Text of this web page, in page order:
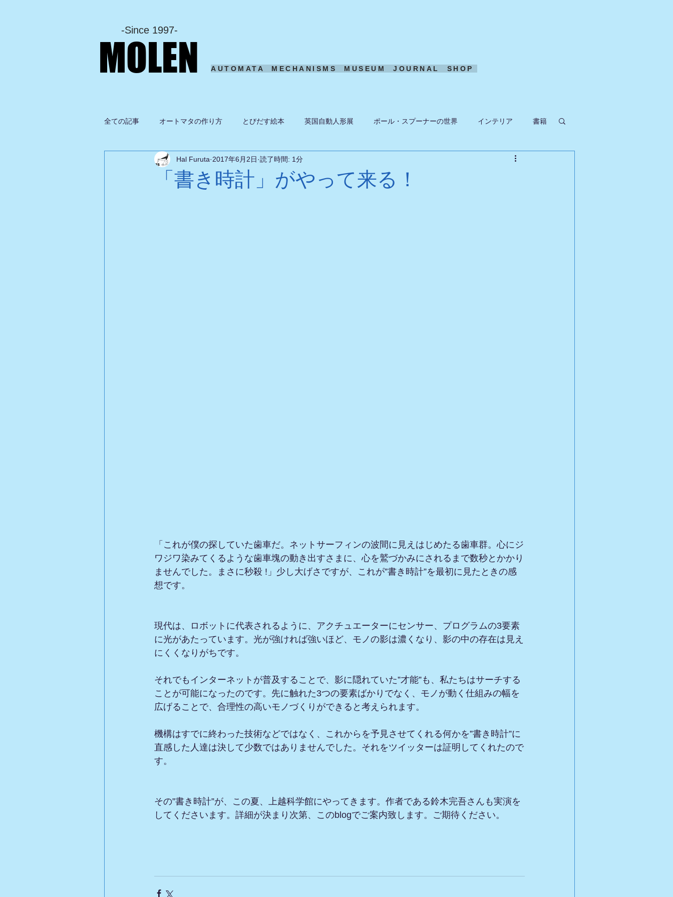
-Since 1997-
MOLEN AUTOMATA MECHANISMS MUSEUM JOURNAL SHOP
全ての記事 オートマタの作り方 とびだす絵本 英国自動人形展 ポール・スプーナーの世界 インテリア 書籍
グルメ ドローン ある日の風景
「書き時計」がやって来る！
Hal Furuta 2017年6月2日 読了時間: 1分
「これが僕の探していた歯車だ。ネットサーフィンの波間に見えはじめたる歯車群。心にジ
ワジワ染みてくるような歯車塊の動き出すさまに、心を鷲づかみにされるまで数秒とかかり
ませんでした。まさに秒殺 !」少し大げさですが、これが”書き時計”を最初に見たときの感
想です。
現代は、ロボットに代表されるように、アクチュエーターにセンサー、プログラムの3要素
に光があたっています。光が強ければ強いほど、モノの影は濃くなり、影の中の存在は見え
にくくなりがちです。
それでもインターネットが普及することで、影に隠れていた”才能”も、私たちはサーチする
ことが可能になったのです。先に触れた3つの要素ばかりでなく、モノが動く仕組みの幅を
広げることで、合理性の高いモノづくりができると考えられます。
機構はすでに終わった技術などではなく、これからを予見させてくれる何かを”書き時計”に
直感した人達は決して少数ではありませんでした。それをツイッターは証明してくれたので
す。
その”書き時計”が、この夏、上越科学館にやってきます。作者である鈴木完吾さんも実演を
してくださいます。詳細が決まり次第、このblogでご案内致します。ご期待ください。